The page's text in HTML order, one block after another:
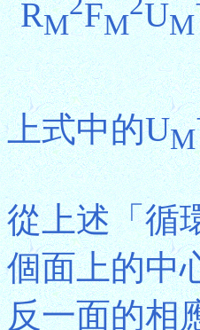
RM FM UM
上式中的UM
從上述「循
個面上的中
反一面的相